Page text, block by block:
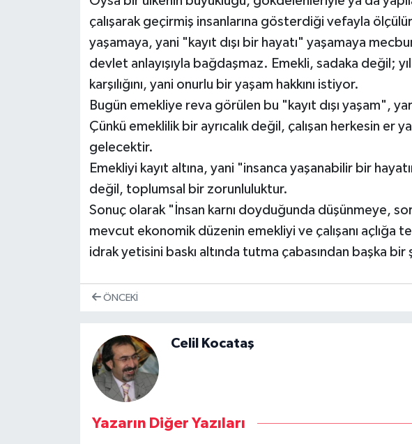
çalışarak geçirmiş insanlarına gösterdiği vefayla ölçülür.
yaşamaya, yani "kayıt dışı bir hayatı" yaşamaya
devlet anlayışıyla bağdaşmaz. Emekli, sadaka değil;
karşılığını, yani onurlu bir yaşam hakkını istiyor.
Bugün emekliye reva görülen bu "kayıt dışı yaşam",
Çünkü emeklilik bir ayrıcalık değil, çalışan herkesin er
gelecektir.
Emekliyi kayıt altına, yani "insanca yaşanabilir bir
değil, toplumsal bir zorunluluktur.
Sonuç olarak "İnsan karnı doyduğunda düşünmeye,
mevcut ekonomik düzenin emekliyi ve çalışanı açlığa
idrak yetisini baskı altında tutma çabasından başka
ÖNCEKI
Celil Kocataş
Yazarın Diğer Yazıları